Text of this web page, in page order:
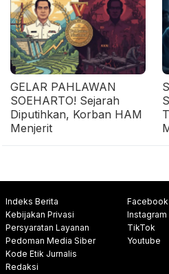
GELAR PAHLAWAN
SOEHARTO! Sejarah
Diputihkan, Korban HAM
Menjerit
Indeks Berita
Kebijakan Privasi
Persyaratan Layanan
Pedoman Media Siber
Kode Etik Jurnalis
Redaksi
Facebook
Instagram
TikTok
Youtube